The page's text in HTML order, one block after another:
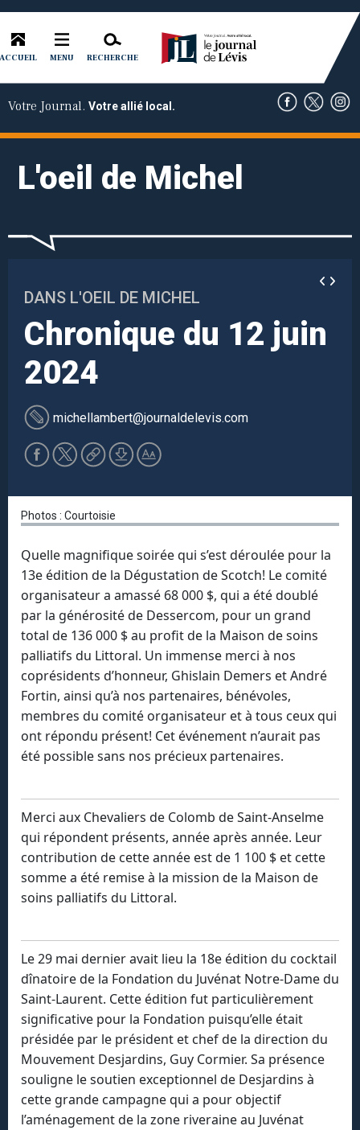
ACCUEIL MENU RECHERCHE
Votre Journal. Votre allié local.
L'oeil de Michel
DANS L'OEIL DE MICHEL
Chronique du 12 juin
2024
michellambert@journaldelevis.com
Photos : Courtoisie
Quelle magnifique soirée qui s’est déroulée pour la
13e édition de la Dégustation de Scotch! Le comité
organisateur a amassé 68 000 $, qui a été doublé
par la générosité de Dessercom, pour un grand
total de 136 000 $ au profit de la Maison de soins
palliatifs du Littoral. Un immense merci à nos
coprésidents d’honneur, Ghislain Demers et André
Fortin, ainsi qu’à nos partenaires, bénévoles,
membres du comité organisateur et à tous ceux qui
ont répondu présent! Cet événement n’aurait pas
été possible sans nos précieux partenaires.
Merci aux Chevaliers de Colomb de Saint-Anselme
qui répondent présents, année après année. Leur
contribution de cette année est de 1 100 $ et cette
somme a été remise à la mission de la Maison de
soins palliatifs du Littoral.
Le 29 mai dernier avait lieu la 18e édition du cocktail
dînatoire de la Fondation du Juvénat Notre-Dame du
Saint-Laurent. Cette édition fut particulièrement
significative pour la Fondation puisqu’elle était
présidée par le président et chef de la direction du
Mouvement Desjardins, Guy Cormier. Sa présence
souligne le soutien exceptionnel de Desjardins à
cette grande campagne qui a pour objectif
l’aménagement de la zone riveraine au Juvénat